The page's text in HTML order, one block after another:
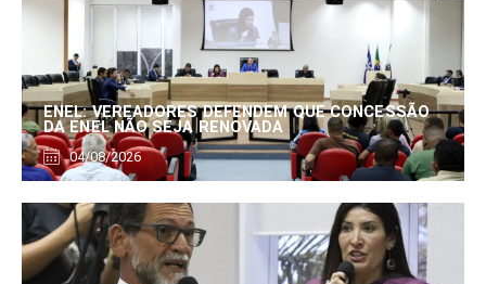
ENEL: VEREADORES DEFENDEM QUE CONCESSÃO
DA ENEL NÃO SEJA RENOVADA
04/08/2026